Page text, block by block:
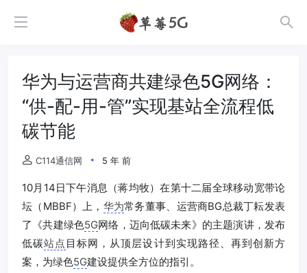
华为与运营商共建绿色5G网络：
“供-配-用-管”实现基站全流程低
碳节能
C114通信网 5 年 前
10月14日下午消息（蒋均牧）在第十二届全球移动宽带论
坛（MBBF）上， 华为常务董事、运营商BG总裁丁耘发表
了《共建绿色5G网络，迈向低碳未来》的主题演讲，发布
低碳站点 目标网，从顶层设计到实现路径、再到创新方
案，为绿色5G建设提供全方位的指引。